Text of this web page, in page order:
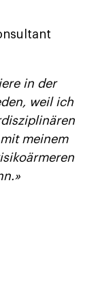
in der
weil ich
meinem